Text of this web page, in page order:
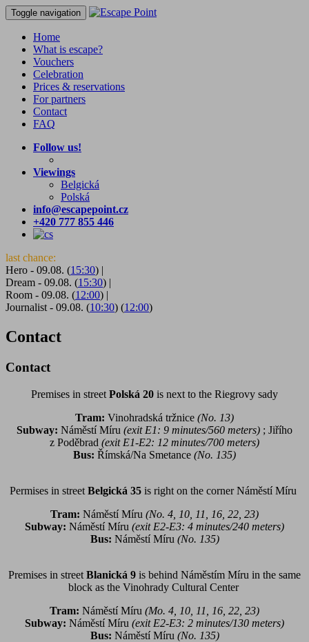
Toggle navigation
Home
What is escape?
Vouchers
Celebration
Prices & reservations
For partners
Contact
FAQ
Follow us!
Viewings
Belgická
Polská
info@escapepoint.cz
+420 777 855 446
last chance:
Hero - 09.08. (15:30) |
Dream - 09.08. (15:30) |
Room - 09.08. (12:00) |
Journalist - 09.08. (10:30) (12:00)
Contact
Contact
Premises in street Polská 20 is next to the Riegrovy sady
Tram: Vinohradská tržnice (No. 13)
Subway: Náměstí Míru (exit E1: 9 minutes/560 meters) ; Jiřího
z Poděbrad (exit E1-E2: 12 minutes/700 meters)
Bus: Římská/Na Smetance (No. 135)
Permises in street Belgická 35 is right on the corner Náměstí Míru
Tram: Náměstí Míru (No. 4, 10, 11, 16, 22, 23)
Subway: Náměstí Míru (exit E2-E3: 4 minutes/240 meters)
Bus: Náměstí Míru (No. 135)
Premises in street Blanická 9 is behind Náměstím Míru in the same
block as the Vinohrady Cultural Center
Tram: Náměstí Míru (Mo. 4, 10, 11, 16, 22, 23)
Subway: Náměstí Míru (exit E2-E3: 2 minutes/130 meters)
Bus: Náměstí Míru (No. 135)